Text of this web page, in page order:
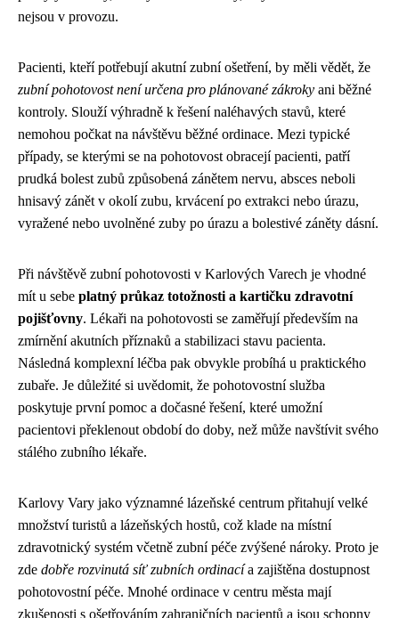
nejsou v provozu.
Pacienti, kteří potřebují akutní zubní ošetření, by měli vědět, že
zubní pohotovost není určena pro plánované zákroky ani běžné
kontroly. Slouží výhradně k řešení naléhavých stavů, které
nemohou počkat na návštěvu běžné ordinace. Mezi typické
případy, se kterými se na pohotovost obracejí pacienti, patří
prudká bolest zubů způsobená zánětem nervu, absces neboli
hnisavý zánět v okolí zubu, krvácení po extrakci nebo úrazu,
vyražené nebo uvolněné zuby po úrazu a bolestivé záněty dásní.
Při návštěvě zubní pohotovosti v Karlových Varech je vhodné
mít u sebe platný průkaz totožnosti a kartičku zdravotní
pojišťovny. Lékaři na pohotovosti se zaměřují především na
zmírnění akutních příznaků a stabilizaci stavu pacienta.
Následná komplexní léčba pak obvykle probíhá u praktického
zubaře. Je důležité si uvědomit, že pohotovostní služba
poskytuje první pomoc a dočasné řešení, které umožní
pacientovi překlenout období do doby, než může navštívit svého
stálého zubního lékaře.
Karlovy Vary jako významné lázeňské centrum přitahují velké
množství turistů a lázeňských hostů, což klade na místní
zdravotnický systém včetně zubní péče zvýšené nároky. Proto je
zde dobře rozvinutá síť zubních ordinacía zajištěna dostupnost
pohotovostní péče. Mnohé ordinace v centru města mají
zkušenosti s ošetřováním zahraničních pacientů a jsou schopny